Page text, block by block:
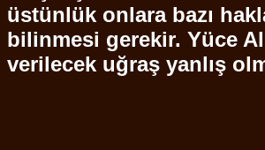
üstünlük onlara bazı
bilinmesi gerekir. Yüce
verilecek uğraş yanlış